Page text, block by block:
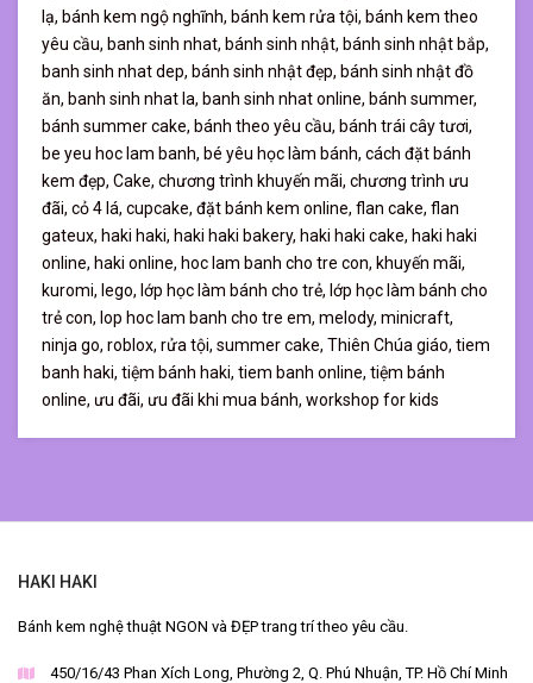
lạ, bánh kem ngộ nghĩnh, bánh kem rửa tội, bánh kem theo
yêu cầu, banh sinh nhat, bánh sinh nhật, bánh sinh nhật bắp,
banh sinh nhat dep, bánh sinh nhật đẹp, bánh sinh nhật đồ
ăn, banh sinh nhat la, banh sinh nhat online, bánh summer,
bánh summer cake, bánh theo yêu cầu, bánh trái cây tươi,
be yeu hoc lam banh, bé yêu học làm bánh, cách đặt bánh
kem đẹp, Cake, chương trình khuyến mãi, chương trình ưu
đãi, cỏ 4 lá, cupcake, đặt bánh kem online, flan cake, flan
gateux, haki haki, haki haki bakery, haki haki cake, haki haki
online, haki online, hoc lam banh cho tre con, khuyến mãi,
kuromi, lego, lớp học làm bánh cho trẻ, lớp học làm bánh cho
trẻ con, lop hoc lam banh cho tre em, melody, minicraft,
ninja go, roblox, rửa tội, summer cake, Thiên Chúa giáo, tiem
banh haki, tiệm bánh haki, tiem banh online, tiệm bánh
online, ưu đãi, ưu đãi khi mua bánh, workshop for kids
HAKI HAKI
Bánh kem nghệ thuật NGON và ĐẸP trang trí theo yêu cầu.
450/16/43 Phan Xích Long, Phường 2, Q. Phú Nhuận, TP. Hồ Chí Minh